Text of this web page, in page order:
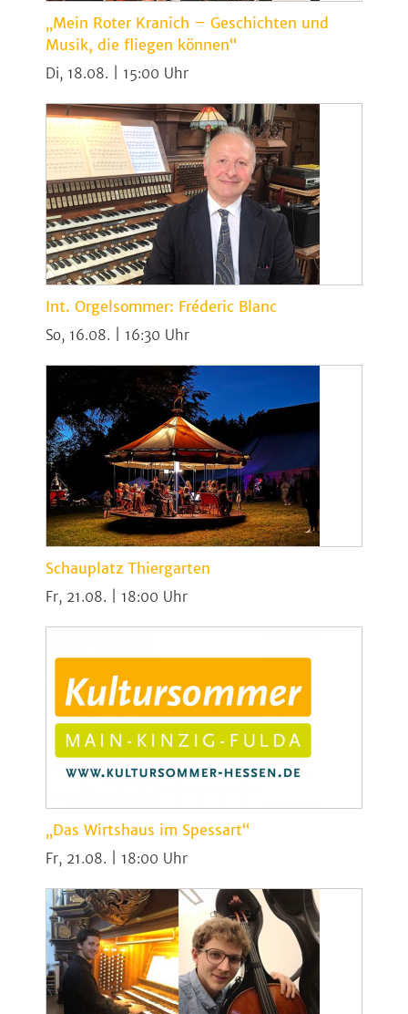
„Mein Roter Kranich – Geschichten und
Musik, die fliegen können“
Di, 18.08. | 15:00
Int. Orgelsommer: Fréderic Blanc
So, 16.08. | 16:30
Schauplatz Thiergarten
Fr, 21.08. | 18:00
„Das Wirtshaus im Spessart“
Fr, 21.08. | 18:00